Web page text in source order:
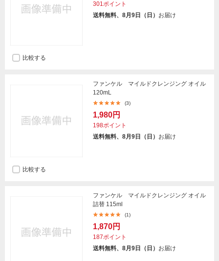
301ポイント
送料無料、8月9日（日） お届け
比較する
ファンケル マイルドクレンジング オイル
120mL
(3)
1,980円
198ポイント
送料無料、8月9日（日） お届け
比較する
ファンケル マイルドクレンジング オイル
詰替 115ml
(1)
1,870円
187ポイント
送料無料、8月9日（日） お届け